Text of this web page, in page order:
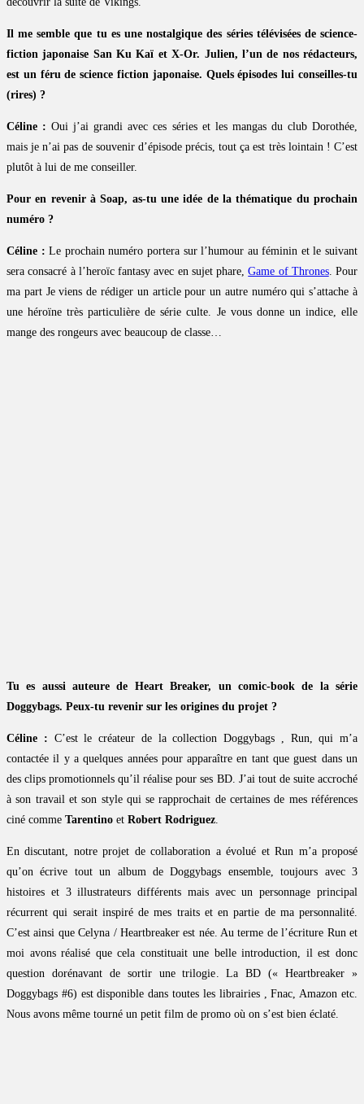
Il me semble que tu es une nostalgique des séries télévisées de science-
fiction japonaise San Ku Kaï et X-Or. Julien, l’un de nos rédacteurs,
est un féru de science fiction japonaise. Quels épisodes lui conseilles-tu
(rires) ?
Céline : Oui j’ai grandi avec ces séries et les mangas du club Dorothée,
mais je n’ai pas de souvenir d’épisode précis, tout ça est très lointain ! C’est
plutôt à lui de me conseiller.
Pour en revenir à Soap, as-tu une idée de la thématique du prochain
numéro ?
Céline : Le prochain numéro portera sur l’humour au féminin et le suivant
sera consacré à l’heroïc fantasy avec en sujet phare,Game of Thrones. Pour
ma part Je viens de rédiger un article pour un autre numéro qui s’attache à
une héroïne très particulière de série culte. Je vous donne un indice, elle
mange des rongeurs avec beaucoup de classe…
Tu es aussi auteure de Heart Breaker, un comic-book de la série
Doggybags. Peux-tu revenir sur les origines du projet ?
Céline : C’est le créateur de la collection Doggybags , Run, qui m’a
contactée il y a quelques années pour apparaître en tant que guest dans un
des clips promotionnels qu’il réalise pour ses BD. J’ai tout de suite accroché
à son travail et son style qui se rapprochait de certaines de mes références
ciné comme Tarentino et Robert Rodriguez.
En discutant, notre projet de collaboration a évolué et Run m’a proposé
qu’on écrive tout un album de Doggybags ensemble, toujours avec 3
histoires et 3 illustrateurs différents mais avec un personnage principal
récurrent qui serait inspiré de mes traits et en partie de ma personnalité.
C’est ainsi que Celyna / Heartbreaker est née. Au terme de l’écriture Run et
moi avons réalisé que cela constituait une belle introduction, il est donc
question dorénavant de sortir une trilogie. La BD (« Heartbreaker »
Doggybags #6) est disponible dans toutes les librairies , Fnac, Amazon etc.
Nous avons même tourné un petit film de promo où on s’est bien éclaté.